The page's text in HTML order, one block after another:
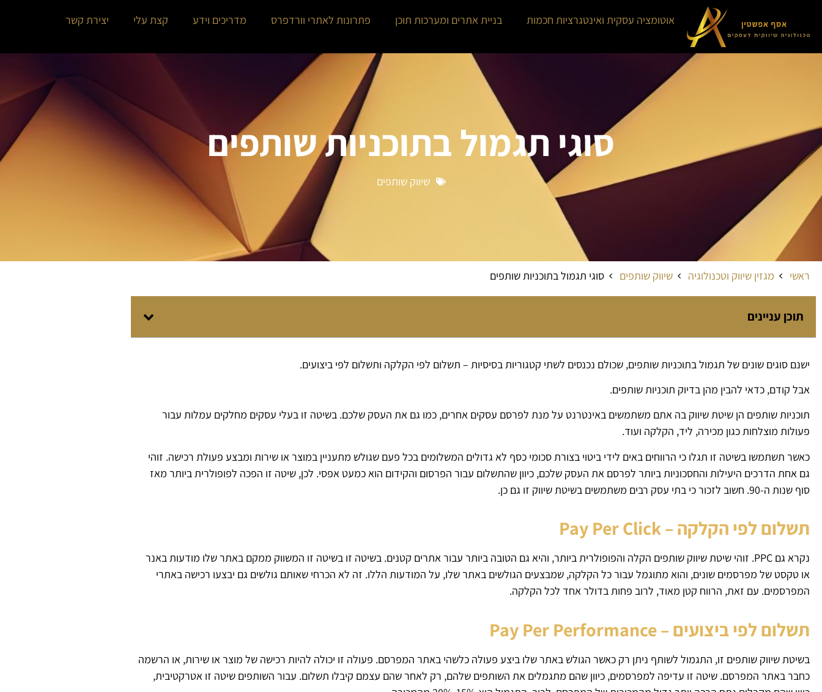
אוטומציה עסקית ואינטגרציות חכמות בניית אתרים ומערכות תוכן פתרונות לאתרי וורדפרס מדריכים וידע קצת עלי יצירת קשר
סוגי תגמול בתוכניות שותפים
שיווק שותפים
ראשי מגזין שיווק וטכנולוגיה שיווק שותפים סוגי תגמול בתוכניות שותפים
תוכן עניינים
ישנם סוגים שונים של תגמול בתוכניות שותפים, שכולם נכנסים לשתי קטגוריות בסיסיות – תשלום לפי הקלקה ותשלום לפי ביצועים.
אבל קודם, כדאי להבין מהן בדיוק תוכניות שותפים.
תוכניות שותפים הן שיטת שיווק בה אתם משתמשים באינטרנט על מנת לפרסם עסקים אחרים, כמו גם את העסק שלכם. בשיטה זו בעלי עסקים מחלקים עמלות עבור
פעולות מוצלחות כגון מכירה, ליד, הקלקה ועוד.
כאשר תשתמשו בשיטה זו תגלו כי הרווחים באים לידי ביטוי בצורת סכומי כסף לא גדולים המשלומים בכל פעם שגולש מתעניין במוצר או שירות ומבצע פעולת רכישה. זוהי
גם אחת הדרכים היעילות והחסכוניות ביותר לפרסם את העסק שלכם, כיוון שהתשלום עבור הפרסום והקידום הוא כמעט אפסי. לכן, שיטה זו הפכה לפופולרית ביותר מאז
סוף שנות ה-90. חשוב לזכור כי בתי עסק רבים משתמשים בשיטת שיווק זו גם כן.
תשלום לפי הקלקה – Pay Per Click
נקרא גם PPC. זוהי שיטת שיווק שותפים הקלה והפופולרית ביותר, והיא גם הטובה ביותר עבור אתרים קטנים. בשיטה זו בשיטה זו המשווק ממקם באתר שלו מודעות באנר
או טקסט של מפרסמים שונים, והוא מתוגמל עבור כל הקלקה, שמבצעים הגולשים באתר שלו, על המודעות הללו. זה לא הכרחי שאותם גולשים גם יבצעו רכישה באתרי
המפרסמים. עם זאת, הרווח קטן מאוד, לרוב פחות בדולר אחד לכל הקלקה.
תשלום לפי ביצועים – Pay Per Performance
בשיטת שיווק שותפים זו, התגמול לשותף ניתן רק כאשר הגולש באתר שלו ביצע פעולה כלשהי באתר המפרסם. פעולה זו יכולה להיות רכישה של מוצר או שירות, או הרשמה
כחבר באתר המפרסם. שיטה זו עדיפה למפרסמים, כיוון שהם מתגמלים את השותפים שלהם, רק לאחר שהם עצמם קיבלו תשלום. עבור השותפים שיטה זו אטרקטיבית,